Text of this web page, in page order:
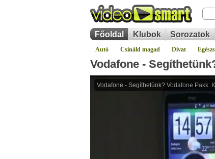
Főoldal Klubok Sorozatok
Autó Csináld magad Divat
Vodafone -